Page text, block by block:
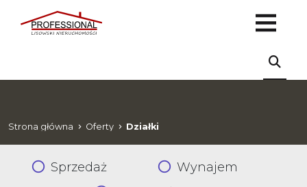
Strona główna Oferty Działki
Sprzedaż
Wynajem